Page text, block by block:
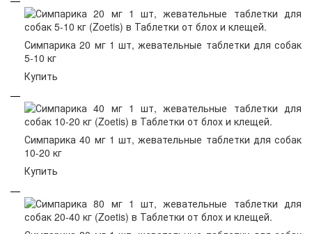
Симпарика 20 мг 1 шт, жевательные таблетки для собак
5-10 кг
Купить
Симпарика 40 мг 1 шт, жевательные таблетки для собак
10-20 кг
Купить